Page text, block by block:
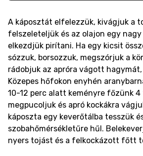
A káposztát elfelezzük, kivágjuk a
felszeleteljük és az olajon egy nagy
elkezdjük pirítani. Ha egy kicsit
sózzuk, borsozzuk, megszórjuk a
rádobjuk az apróra vágott
Közepes hőfokon enyhén
10-12 perc alatt keményre főzünk
megpucoljuk és apró kockákra
káposzta egy keverőtálba tesszük
szobahőmérsékletűre hűl.
nyers tojást és a felkockázott főtt